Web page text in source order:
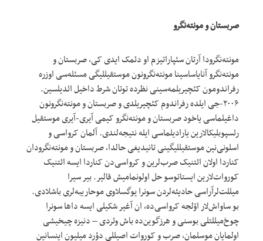
صربستان و مونته‌نگرو
مونته‌نگرودا آرتان سئپاراتیزم او دئمک ایدی کی، صربستان و
مونته‌نگرو آنایاساسینا مونته‌نگرونون موستقیللیگی مسئله‌سی اوزره
رفراندومون کئچیریلمه‌سینی نظرده توتان شرط داخیل ائدیلسین.
۲۰۰۶-جی ایلده رفراندوم کئچیریلدی و صربستان و مونته‌نگرونون
داغیلماسی یاخود صربستان و مونته‌نگرو کیمی آیری-آیری موستقیل
رئسپوبلیکالارین یارادیلماسی ایله نتیجه‌لندی. آلمان کرواسی و
اسلونی‌نین موستقیللیگینی تانیدیغی حالدا، صربستان و مونته‌نگرودان
کناردا اولان ائتنیک صرب‌لرین و کرواسی‌دن کناردا ایسه ائتنیک
کوروات‌لارین ایستاتوسو حل اولونمامیش قالیر. بیر سیرا
میللت‌لرآراسی حادیثه‌لردن سونرا یوگسلاوی موحاریبه‌لری باشلادی.
بو ساواش‌لار اوّلجه کرواسی‌ده، ان آغیر شکیلی ایسه داها سونرا
چوخ‌میللتلی بوسنی و هرزگوین‌ده باش وئردی – دنیزه چیخیشی
اولمایان موسلمان، صرب و کوروات اصیللی دؤرد میلیون اینسانین